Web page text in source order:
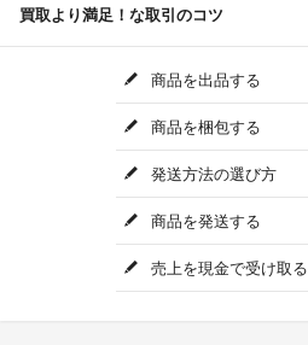
買取より満足！な取引のコツ
商品を出品する
商品を梱包する
発送方法の選び方
商品を発送する
売上を現金で受け取る